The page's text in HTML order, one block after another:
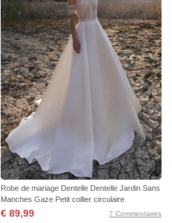
Robe de mariage Dentelle Dentelle Jardin Sans
Manches Gaze Petit collier circulaire
€ 89,99 7 Commentaires